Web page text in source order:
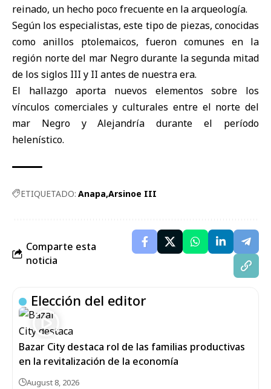
reinado, un hecho poco frecuente en la arqueología.
Según los especialistas, este tipo de piezas, conocidas
como anillos ptolemaicos, fueron comunes en la
región norte del mar Negro durante la segunda mitad
de los siglos III y II antes de nuestra era.
El hallazgo aporta nuevos elementos sobre los
vínculos comerciales y culturales entre el norte del
mar Negro y Alejandría durante el período
helenístico.
ETIQUETADO: Anapa Arsinoe III
Comparte esta
noticia
Elección del editor
Bazar City destaca rol de las familias productivas
en la revitalización de la economía
August 8, 2026